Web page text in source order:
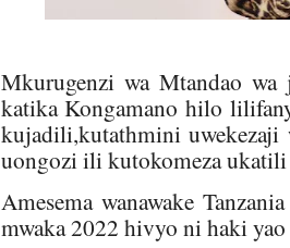
Mkurugenzi wa Mtandao
katika Kongamano hilo
kujadili,kutathmini uwekezaji
uongozi ili kutokomeza
Amesema wanawake
mwaka 2022 hivyo ni haki